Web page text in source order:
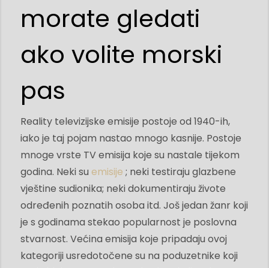
morate gledati
ako volite morski
pas
Reality televizijske emisije postoje od 1940-ih,
iako je taj pojam nastao mnogo kasnije. Postoje
mnoge vrste TV emisija koje su nastale tijekom
godina. Neki su emisije ; neki testiraju glazbene
vještine sudionika; neki dokumentiraju živote
određenih poznatih osoba itd. Još jedan žanr koji
je s godinama stekao popularnost je poslovna
stvarnost. Većina emisija koje pripadaju ovoj
kategoriji usredotočene su na poduzetnike koji